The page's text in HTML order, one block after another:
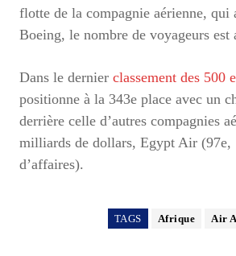
flotte de la compagnie aérienne, qui
Boeing, le nombre de voyageurs
Dans le dernier classement des 500
positionne à la 343e place avec un
derrière celle d’autres compagnies
milliards de dollars, Egypt Air
d’affaires).
TAGS Afrique Air